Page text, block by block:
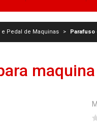
Pedal de Maquinas > Parafuso